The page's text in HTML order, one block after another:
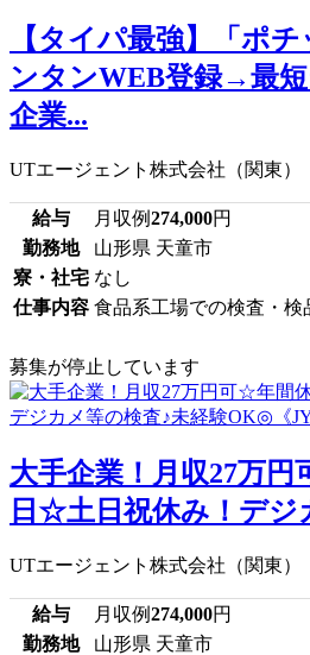
【タイパ最強】「ポ
ンタンWEB登録→最
企業...
UTエージェント株式会社（関東）
給与 月収例274,000円
勤務地
山形県 天童市
寮・社宅 なし
仕事内容 食品系工場での検査・検
募集が停止しています
大手企業！月収27万
日☆土日祝休み！デジ
UTエージェント株式会社（関東）
給与 月収例274,000円
勤務地
山形県 天童市